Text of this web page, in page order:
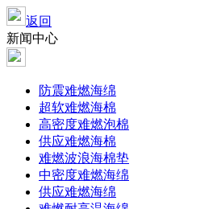
返回
新闻中心
防震难燃海绵
超软难燃海棉
高密度难燃泡棉
供应难燃海棉
难燃波浪海棉垫
中密度难燃海绵
供应难燃海绵